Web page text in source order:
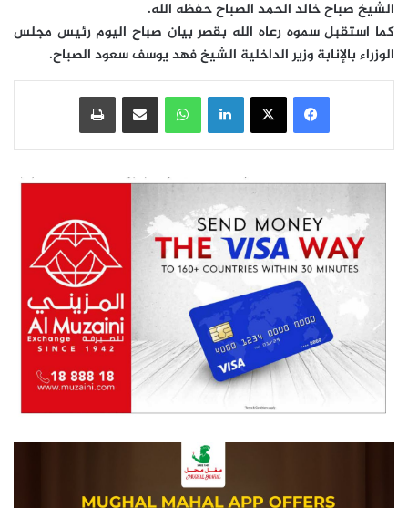
الشيخ صباح خالد الحمد الصباح حفظه الله.
كما استقبل سموه رعاه الله بقصر بيان صباح اليوم رئيس مجلس
الوزراء بالإنابة وزير الداخلية الشيخ فهد يوسف سعود الصباح.
فيسبوك‫X لينكدإنواتساب مشاركة عبر البريد طباعة